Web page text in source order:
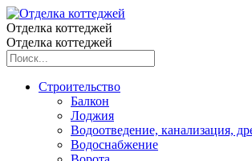
Отделка коттеджей
Отделка коттеджей
Строительство
Балкон
Лоджия
Водоотведение, канализация,
Водоснабжение